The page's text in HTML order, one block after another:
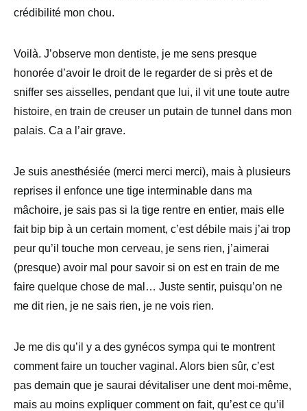
crédibilité mon chou.
Voilà. J’observe mon dentiste, je me sens presque
honorée d’avoir le droit de le regarder de si près et de
sniffer ses aisselles, pendant que lui, il vit une toute autre
histoire, en train de creuser un putain de tunnel dans mon
palais. Ca a l’air grave.
Je suis anesthésiée (merci merci merci), mais à plusieurs
reprises il enfonce une tige interminable dans ma
mâchoire, je sais pas si la tige rentre en entier, mais elle
fait bip bip à un certain moment, c’est débile mais j’ai trop
peur qu’il touche mon cerveau, je sens rien, j’aimerai
(presque) avoir mal pour savoir si on est en train de me
faire quelque chose de mal… Juste sentir, puisqu’on ne
me dit rien, je ne sais rien, je ne vois rien.
Je me dis qu’il y a des gynécos sympa qui te montrent
comment faire un toucher vaginal. Alors bien sûr, c’est
pas demain que je saurai dévitaliser une dent moi-même,
mais au moins expliquer comment on fait, qu’est ce qu’il